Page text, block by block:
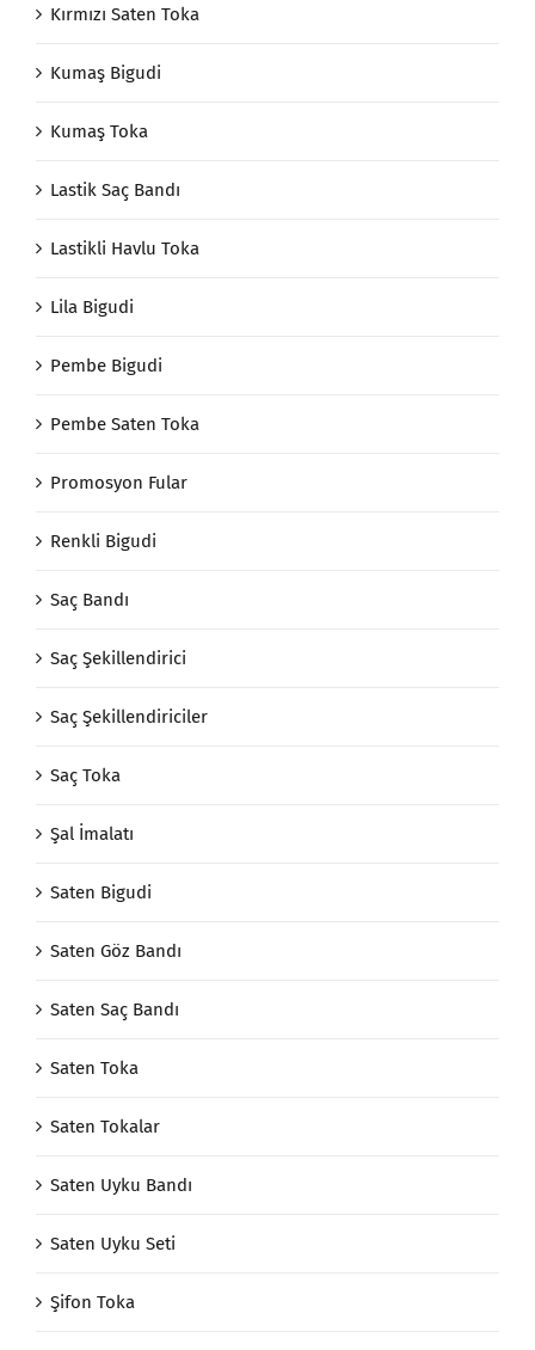
Kırmızı Saten Toka
Kumaş Bigudi
Kumaş Toka
Lastik Saç Bandı
Lastikli Havlu Toka
Lila Bigudi
Pembe Bigudi
Pembe Saten Toka
Promosyon Fular
Renkli Bigudi
Saç Bandı
Saç Şekillendirici
Saç Şekillendiriciler
Saç Toka
Şal İmalatı
Saten Bigudi
Saten Göz Bandı
Saten Saç Bandı
Saten Toka
Saten Tokalar
Saten Uyku Bandı
Saten Uyku Seti
Şifon Toka